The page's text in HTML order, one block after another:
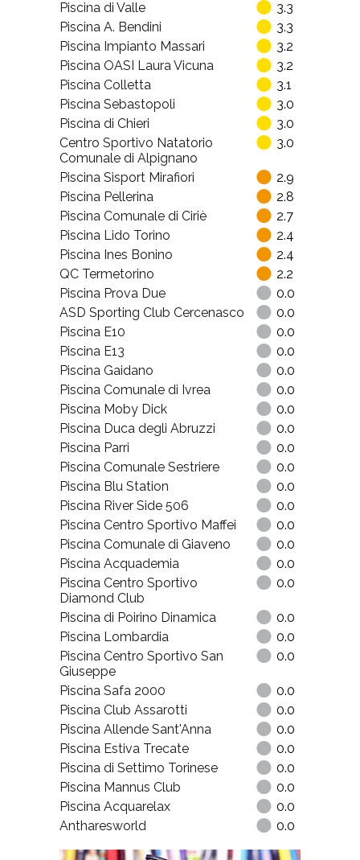
Piscina di Valle
3.3
Piscina A. Bendini
3.3
Piscina Impianto Massari
3.2
Piscina OASI Laura Vicuna
3.2
Piscina Colletta
3.1
Piscina Sebastopoli
3.0
Piscina di Chieri
3.0
Centro Sportivo Natatorio
Comunale di Alpignano
3.0
Piscina Sisport Mirafiori
2.9
Piscina Pellerina
2.8
Piscina Comunale di Ciriè
2.7
Piscina Lido Torino
2.4
Piscina Ines Bonino
2.4
QC Termetorino
2.2
Piscina Prova Due
0.0
ASD Sporting Club Cercenasco
0.0
Piscina E10
0.0
Piscina E13
0.0
Piscina Gaidano
0.0
Piscina Comunale di Ivrea
0.0
Piscina Moby Dick
0.0
Piscina Duca degli Abruzzi
0.0
Piscina Parri
0.0
Piscina Comunale Sestriere
0.0
Piscina Blu Station
0.0
Piscina River Side 506
0.0
Piscina Centro Sportivo Maffei
0.0
Piscina Comunale di Giaveno
0.0
Piscina Acquademia
0.0
Piscina Centro Sportivo
Diamond Club
0.0
Piscina di Poirino Dinamica
0.0
Piscina Lombardia
0.0
Piscina Centro Sportivo San
Giuseppe
0.0
Piscina Safa 2000
0.0
Piscina Club Assarotti
0.0
Piscina Allende Sant'Anna
0.0
Piscina Estiva Trecate
0.0
Piscina di Settimo Torinese
0.0
Piscina Mannus Club
0.0
Piscina Acquarelax
0.0
Antharesworld
0.0